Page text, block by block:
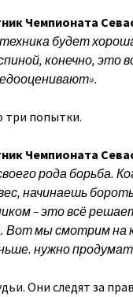
Чемпионата
будет
конечно, это
три попытки.
Чемпионата
рода борьба.
начинаешь
– это всё
Вот мы смотрим на
нужно
Они следят за